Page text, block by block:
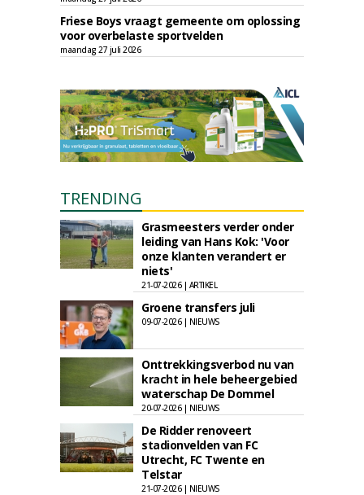
Friese Boys vraagt gemeente om oplossing
voor overbelaste sportvelden
maandag 27 juli 2026
TRENDING
Grasmeesters verder onder
leiding van Hans Kok: 'Voor
onze klanten verandert er
niets'
21-07-2026 | ARTIKEL
Groene transfers juli
09-07-2026 | NIEUWS
Onttrekkingsverbod nu van
kracht in hele beheergebied
waterschap De Dommel
20-07-2026 | NIEUWS
De Ridder renoveert
stadionvelden van FC
Utrecht, FC Twente en
Telstar
21-07-2026 | NIEUWS